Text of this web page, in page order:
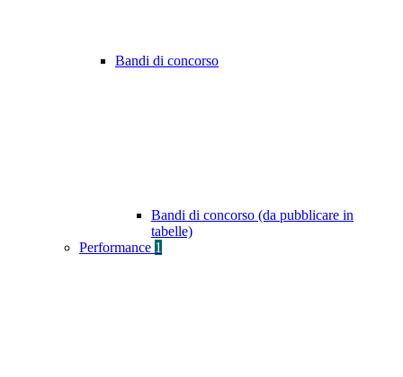
Bandi di concorso
Bandi di concorso (da pubblicare in
tabelle)
Performance 1